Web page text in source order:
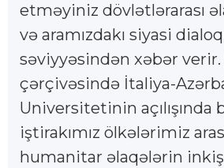
etməyiniz dövlətlərarası
və aramızdakı siyasi
səviyyəsindən xəbər verir.
çərçivəsində İtaliya-
Universitetinin açılışında
iştirakımız ölkələrimiz
humanitar əlaqələrin